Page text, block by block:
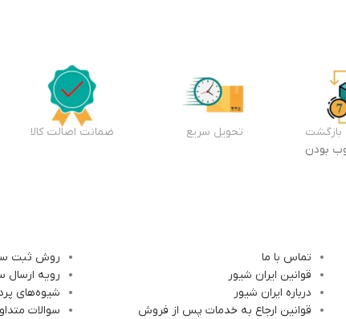
بودن
تحویل سریع ضمانت اصالت کالا
تماس با ما
قوانین ایران شیور
درباره ایران شیور
قوانین ارجاع به خدمات پس از فروش
روش ثبت
رویه
شیوه‌های
سوالات